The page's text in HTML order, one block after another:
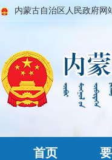
内蒙古自治区人民政府网
首页